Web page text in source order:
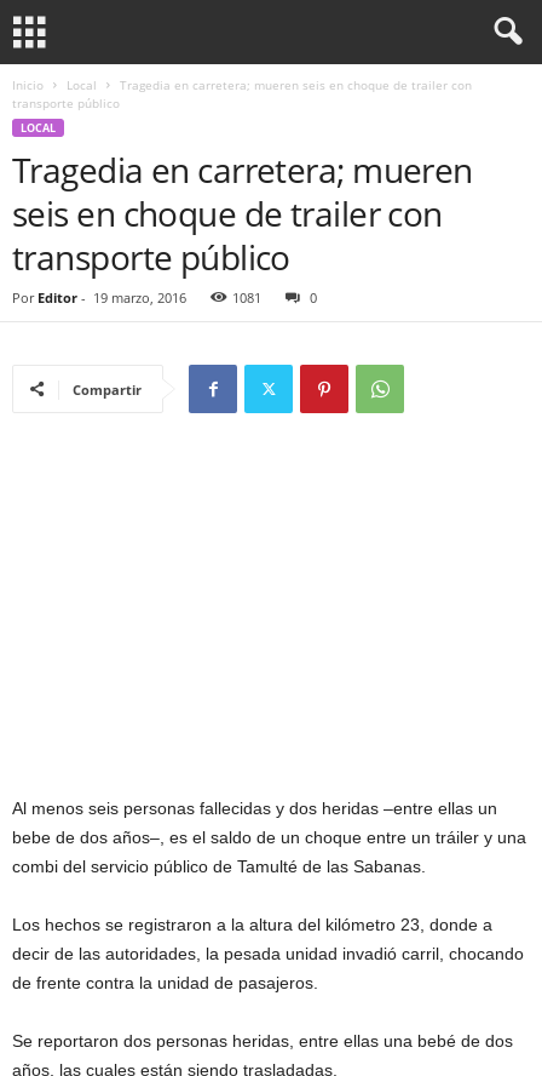
Inicio Local
Tragedia en carretera; mueren seis en choque de trailer con
transporte público
LOCAL
Tragedia en carretera; mueren
seis en choque de trailer con
transporte público
Por Editor - 19 marzo, 2016 1081 0
Compartir
Al menos seis personas fallecidas y dos heridas –entre ellas un
bebe de dos años–, es el saldo de un choque entre un tráiler y una
combi del servicio público de Tamulté de las Sabanas.
Los hechos se registraron a la altura del kilómetro 23, donde a
decir de las autoridades, la pesada unidad invadió carril, chocando
de frente contra la unidad de pasajeros.
Se reportaron dos personas heridas, entre ellas una bebé de dos
años, las cuales están siendo trasladadas.